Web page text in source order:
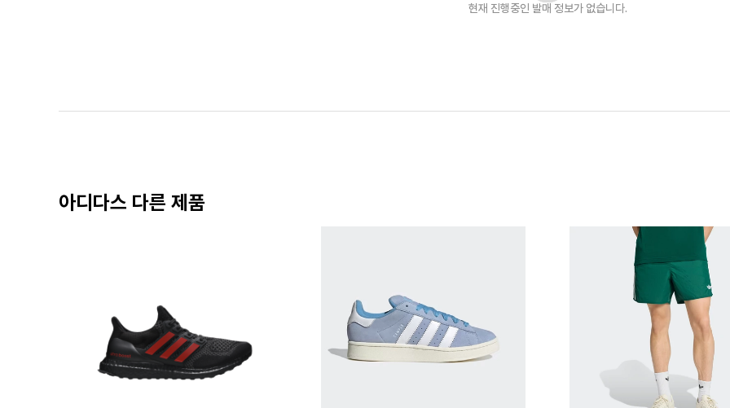
현재 진행중인 발매 정보가 없습니다.
아디다스 다른 제품